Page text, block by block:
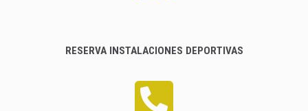
RESERVA INSTALACIONES DEPORTIVAS